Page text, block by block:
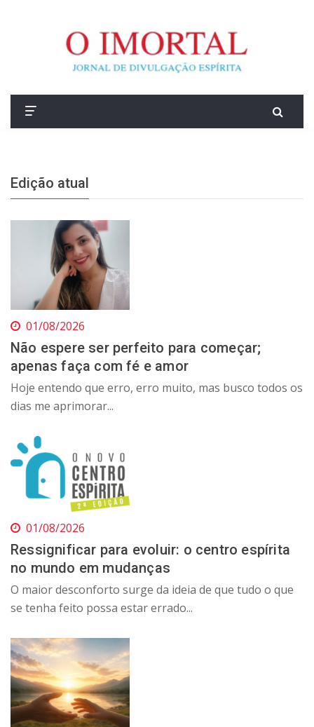
Edição atual
01/08/2026
Não espere ser perfeito para começar;
apenas faça com fé e amor
Hoje entendo que erro, erro muito, mas busco todos os
dias me aprimorar...
01/08/2026
Ressignificar para evoluir: o centro espírita
no mundo em mudanças
O maior desconforto surge da ideia de que tudo o que
se tenha feito possa estar errado...